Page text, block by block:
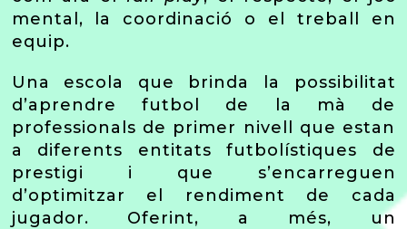
mental, la coordinació o el treball en
equip.
Una escola que brinda la possibilitat
d’aprendre futbol de la mà de
professionals de primer nivell que estan
a diferents entitats futbolístiques de
prestigi i que s’encarreguen
d’optimitzar el rendiment de cada
jugador. Oferint, a més, un